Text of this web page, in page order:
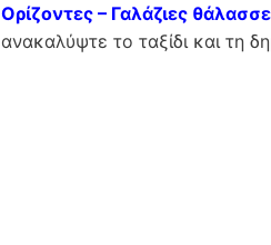
Ορίζοντες – Γαλάζιες
ανακαλύψτε το ταξίδι και τη